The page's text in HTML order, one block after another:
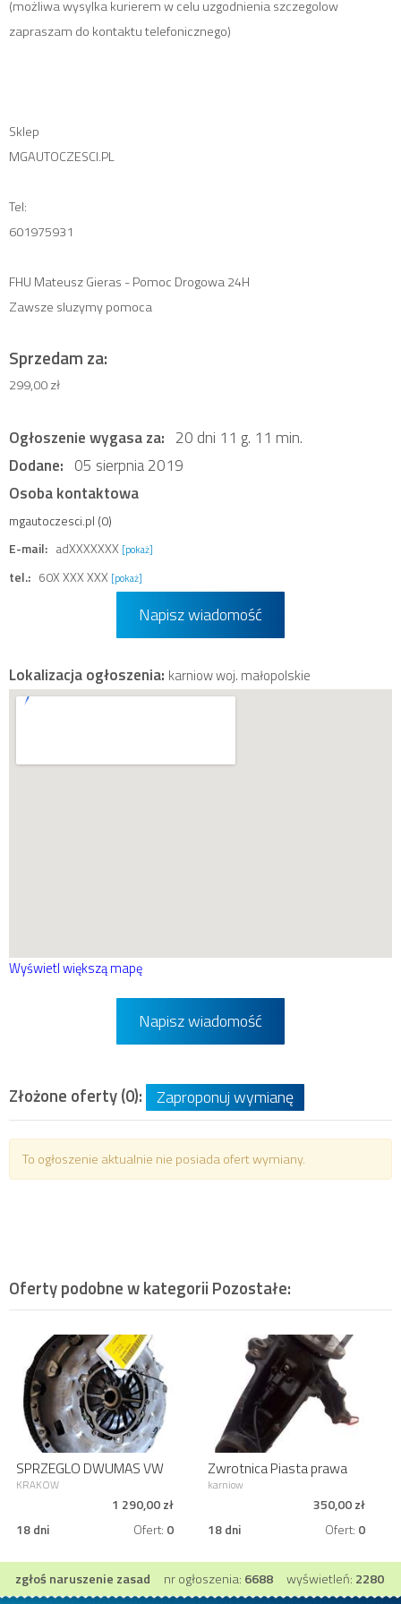
(możliwa wysylka kurierem w celu uzgodnienia szczegolow
zapraszam do kontaktu telefonicznego)
Sklep
MGAUTOCZESCI.PL
Tel:
601975931
FHU Mateusz Gieras - Pomoc Drogowa 24H
Zawsze sluzymy pomoca
Sprzedam za:
299,00 zł
Ogłoszenie wygasa za: 20 dni 11 g. 11 min.
Dodane: 05 sierpnia 2019
Osoba kontaktowa
mgautoczesci.pl (0)
E-mail: adXXXXXXX [pokaż]
tel.: 60X XXX XXX [pokaż]
Napisz wiadomość
Lokalizacja ogłoszenia: karniow woj. małopolskie
Wyświetl większą mapę
Napisz wiadomość
Złożone oferty (0): Zaproponuj wymianę
To ogłoszenie aktualnie nie posiada ofert wymiany.
Oferty podobne w kategorii Pozostałe:
SPRZEGLO DWUMAS VW
GOLF VII 2.0 TDI CRVA
KRAKOW
1 290,00 zł
18 dni
Ofert: 0
Zwrotnica Piasta prawa
FORD TRANSIT CONNECT
karniow
350,00 zł
18 dni
Ofert: 0
zgłoś naruszenie zasad nr ogłoszenia: 6688 wyświetleń: 2280